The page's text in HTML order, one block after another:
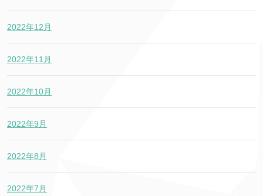
2022年12月
2022年11月
2022年10月
2022年9月
2022年8月
2022年7月